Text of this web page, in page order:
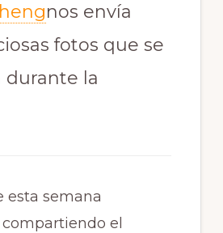
nos envía
fotos que se
durante la
esta semana
el